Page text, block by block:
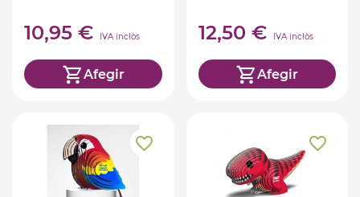
10,95 € IVA inclòs
Afegir
12,50 € IVA inclòs
Afegir